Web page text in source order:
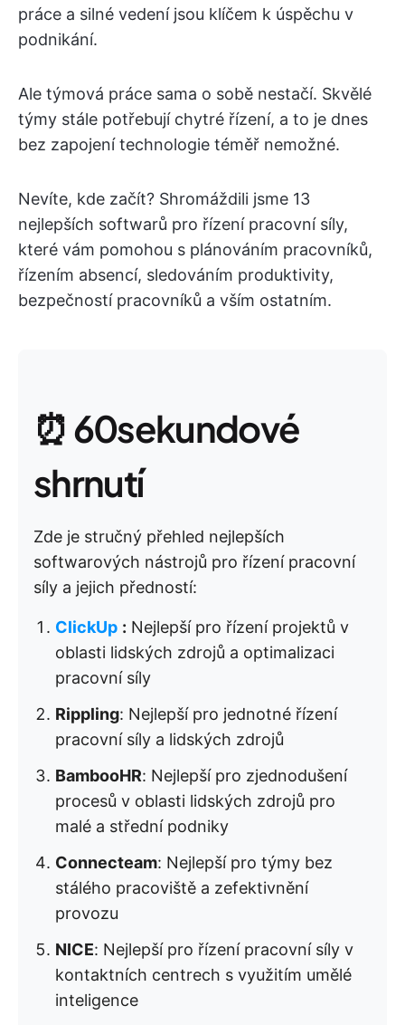
práce a silné vedení jsou klíčem k úspěchu v
podnikání.
Ale týmová práce sama o sobě nestačí. Skvělé
týmy stále potřebují chytré řízení, a to je dnes
bez zapojení technologie téměř nemožné.
Nevíte, kde začít? Shromáždili jsme 13
nejlepších softwarů pro řízení pracovní síly,
které vám pomohou s plánováním pracovníků,
řízením absencí, sledováním produktivity,
bezpečností pracovníků a vším ostatním.
⏰ 60sekundové
shrnutí
Zde je stručný přehled nejlepších
softwarových nástrojů pro řízení pracovní
síly a jejich předností:
ClickUp : Nejlepší pro řízení projektů v
oblasti lidských zdrojů a optimalizaci
pracovní síly
Rippling: Nejlepší pro jednotné řízení
pracovní síly a lidských zdrojů
BambooHR: Nejlepší pro zjednodušení
procesů v oblasti lidských zdrojů pro
malé a střední podniky
Connecteam: Nejlepší pro týmy bez
stálého pracoviště a zefektivnění
provozu
NICE: Nejlepší pro řízení pracovní síly v
kontaktních centrech s využitím umělé
inteligence